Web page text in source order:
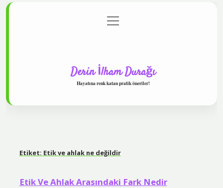
Gizlilik Politikası
menüyü
aç
Derin İlham Durağı
Hayatına renk katan pratik öneriler!
Etiket: Etik ve ahlak ne değildir
Etik Ve Ahlak Arasındaki Fark Nedir